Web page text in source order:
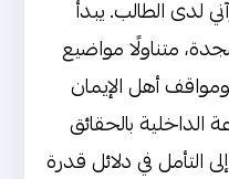
لدى الطالب. يبدأ
متناولًا مواضيع
أهل الإيمان
الداخلية بالحقائق
التأمل في دلائل قدرة